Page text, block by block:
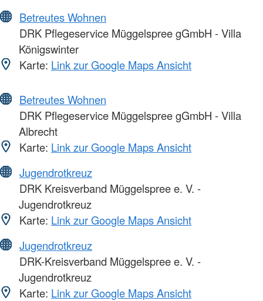
Betreutes Wohnen
DRK Pflegeservice Müggelspree gGmbH - Villa
Königswinter
Karte: Link zur Google Maps Ansicht
Betreutes Wohnen
DRK Pflegeservice Müggelspree gGmbH - Villa
Albrecht
Karte: Link zur Google Maps Ansicht
Jugendrotkreuz
DRK Kreisverband Müggelspree e. V. -
Jugendrotkreuz
Karte: Link zur Google Maps Ansicht
Jugendrotkreuz
DRK-Kreisverband Müggelspree e. V. -
Jugendrotkreuz
Karte: Link zur Google Maps Ansicht